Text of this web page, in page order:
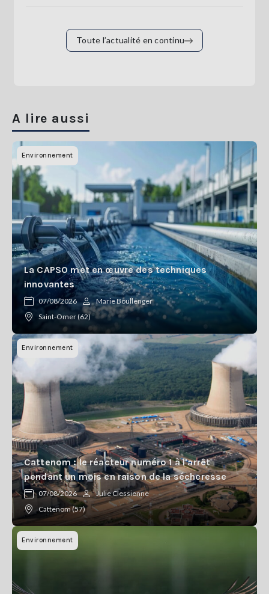
Toute l’actualité en continu
A lire aussi
Environnement
La CAPSO met en œuvre des techniques
innovantes
07/08/2026
Marie Boullenger
Saint-Omer (62)
Environnement
Cattenom : le réacteur numéro 1 à l'arrêt
pendant un mois en raison de la sécheresse
07/08/2026
Julie Clessienne
Cattenom (57)
Environnement